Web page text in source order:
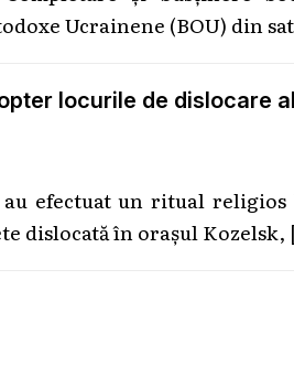
Ucrainene (BOU) din
locurile de dislocare
efectuat un ritual religios
dislocată în orașul Kozelsk,